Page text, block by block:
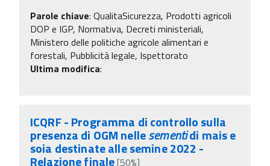
Parole chiave: QualitaSicurezza, Prodotti agricoli
DOP e IGP, Normativa, Decreti ministeriali,
Ministero delle politiche agricole alimentari e
forestali, Pubblicità legale, Ispettorato
Ultima modifica:
ICQRF - Programma di controllo sulla
presenza di OGM nellesementidi mais e
soia destinate alle semine 2022 -
Relazione finale[50%]